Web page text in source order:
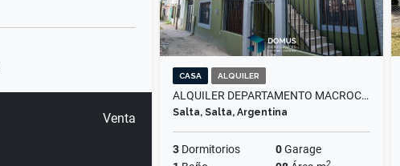
Venta
CASA ALQUILER
ALQUILER DEPARTAMENTO MACROCENTRO - AV. ARENALES AL 1700
Salta, Salta, Argentina
3 Dormitorios 0Garage